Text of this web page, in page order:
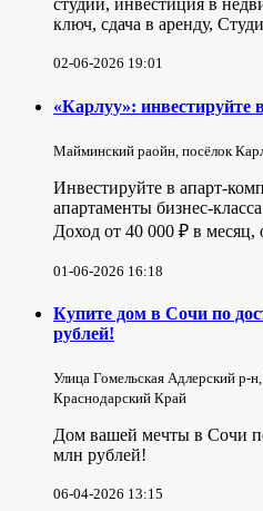
студии, инвестиция в
ключ, сдача в аренду,
02-06-2026 19:01
«Карлуу»: инвестируйте
Майминский раойн, посёлок
Инвестируйте в апарт-
апартаменты бизнес-
Доход от 40 000 ₽ в месяц,
01-06-2026 16:18
Купите дом в Сочи по
рублей!
Улица Гомельская Адлерский р-
Краснодарский Край
Дом вашей мечты в Сочи
млн рублей!
06-04-2026 13:15